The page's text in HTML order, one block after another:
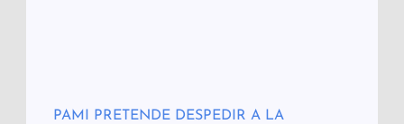
PAMI PRETENDE DESPEDIR A LA